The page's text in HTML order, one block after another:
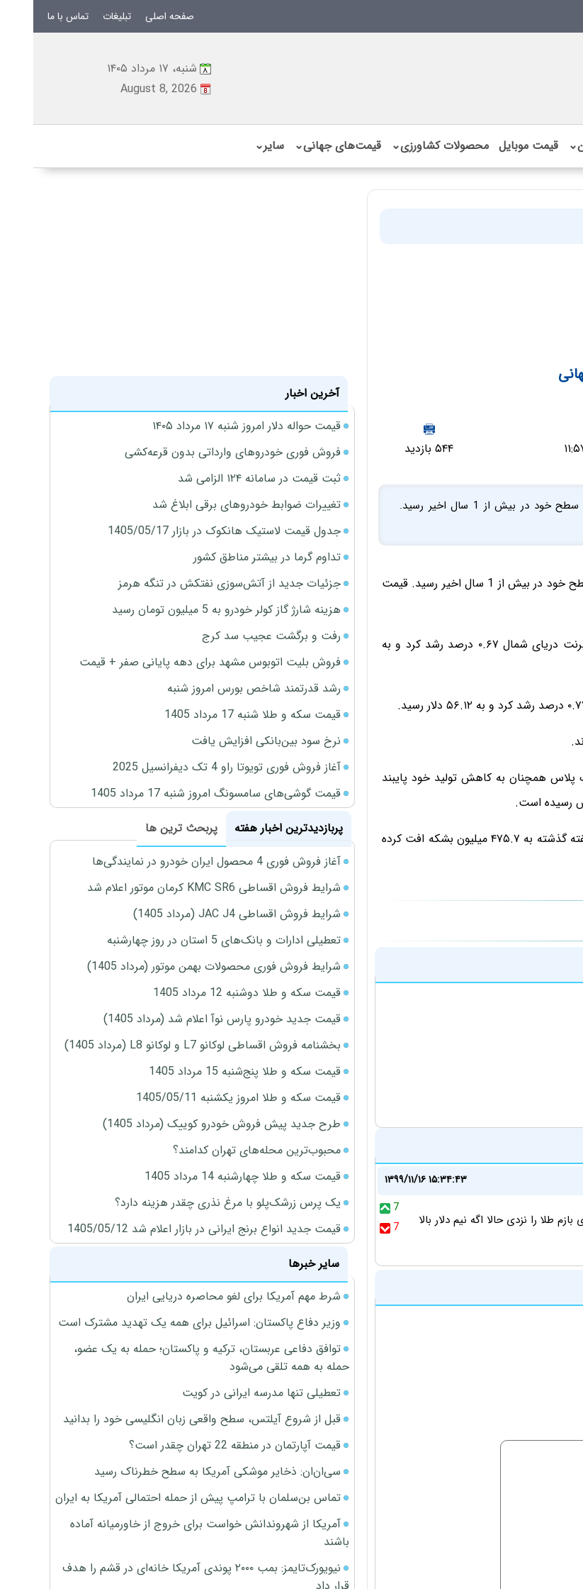
صفحه اصلی تبلیغات تماس با ما
شنبه، ۱۷ مرداد ۱۴۰۵
August 8, 2026
⌄ قیمت موبایل محصولات کشاورزی⌄ قیمت‌های جهانی⌄ سایر⌄
۵۴۴ بازدید
قیمت نفت خام در معاملات امروز، پنجشنبه، رشد کرد و به بالاترین سطح خود در بیش از 1 سال اخیر رسید.
قیمت نفت خام در معاملات امروز، پنجشنبه، رشد کرد و به بالاترین سطح خود در بیش از 1 سال اخیر رسید. قیمت
تا ساعت ۷:۱۲ به وقت تهران، قیمت پیش‌خرید هر بشکه نفت خام برنت دریای شمال ۰.۶۷ درصد رشد کرد و به
همچنان به کاهش تولید خود پایبند
رسیده است.
اداره اطلاعات انرژی آمریکا اعلام کرد ذخایر انبارهای نفت آمریکا در هفته گذشته به ۴۷۵.۷ میلیون بشکه افت کرده
۱۳۹۹/۱۱/۱۶ ۱۵:۳۴:۴۳
7
7
طلا را نزدی حالا اگه نیم دلار بالا
آخرین اخبار
قیمت حواله دلار امروز شنبه ۱۷ مرداد ۱۴۰۵
فروش فوری خودروهای وارداتی بدون قرعه‌کشی
ثبت قیمت در سامانه ۱۲۴ الزامی شد
تغییرات ضوابط خودروهای برقی ابلاغ شد
جدول قیمت لاستیک هانکوک در بازار 1405/05/17
تداوم گرما در بیشتر مناطق کشور
جزئیات جدید از آتش‌سوزی نفتکش در تنگه هرمز
هزینه شارژ گاز کولر خودرو به 5 میلیون تومان رسید
رفت و برگشت عجیب سد کرج
فروش بلیت اتوبوس مشهد برای دهه پایانی صفر + قیمت
رشد قدرتمند شاخص بورس امروز شنبه
قیمت سکه و طلا شنبه 17 مرداد 1405
نرخ سود بین‌بانکی افزایش یافت
آغاز فروش فوری تویوتا راو 4 تک دیفرانسیل 2025
قیمت گوشی‌های سامسونگ امروز شنبه 17 مرداد 1405
پربازدیدترین اخبار هفته
پربحث ترین ها
آغاز فروش فوری 4 محصول ایران خودرو در نمایندگی‌ها
شرایط فروش اقساطی KMC SR6 کرمان موتور اعلام شد
شرایط فروش اقساطی JAC J4 (مرداد 1405)
تعطیلی ادارات و بانک‌های 5 استان در روز چهارشنبه
شرایط فروش فوری محصولات بهمن موتور (مرداد 1405)
قیمت سکه و طلا دوشنبه 12 مرداد 1405
قیمت جدید خودرو پارس نوآ اعلام شد (مرداد 1405)
بخشنامه فروش اقساطی لوکانو L7 و لوکانو L8 (مرداد 1405)
قیمت سکه و طلا پنج‌شنبه 15 مرداد 1405
قیمت سکه و طلا امروز یکشنبه 1405/05/11
طرح جدید پیش فروش خودرو کوییک (مرداد 1405)
محبوب‌ترین محله‌های تهران کدامند؟
قیمت سکه و طلا چهارشنبه 14 مرداد 1405
یک پرس زرشک‌پلو با مرغ نذری چقدر هزینه دارد؟
قیمت جدید انواع برنج ایرانی در بازار اعلام شد 1405/05/12
سایر خبرها
شرط مهم آمریکا برای لغو محاصره دریایی ایران
وزیر دفاع پاکستان: اسرائیل برای همه یک تهدید مشترک است
توافق دفاعی عربستان، ترکیه و پاکستان؛ حمله به یک عضو،
حمله به همه تلقی می‌شود
تعطیلی تنها مدرسه ایرانی در کویت
قبل از شروع آیلتس، سطح واقعی زبان انگلیسی خود را بدانید
قیمت آپارتمان در منطقه 22 تهران چقدر است؟
سی‌ان‌ان: ذخایر موشکی آمریکا به سطح خطرناک رسید
تماس بن‌سلمان با ترامپ پیش از حمله احتمالی آمریکا به ایران
آمریکا از شهروندانش خواست برای خروج از خاورمیانه آماده
باشند
نیویورک‌تایمز: بمب ۲۰۰۰ پوندی آمریکا خانه‌ای در قشم را هدف